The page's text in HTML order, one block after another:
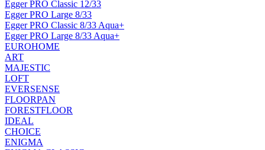
Egger PRO Classic 12/33
Egger PRO Large 8/33
Egger PRO Classic 8/33 Aqua+
Egger PRO Large 8/33 Aqua+
EUROHOME
ART
MAJESTIC
LOFT
EVERSENSE
FLOORPAN
FORESTFLOOR
IDEAL
CHOICE
ENIGMA